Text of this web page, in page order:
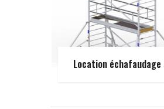
Location échafaudage